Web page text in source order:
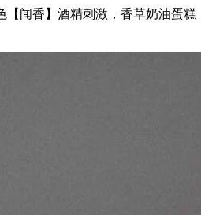
【闻香】酒精刺激，香草奶油